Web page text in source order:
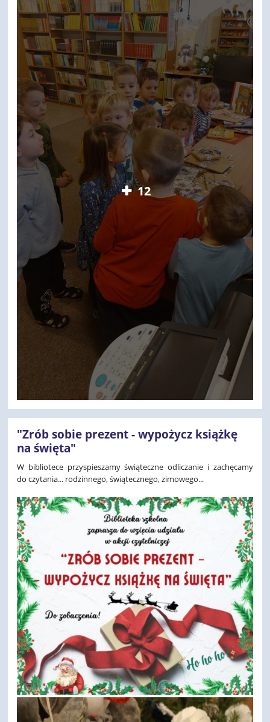
12
"Zrób sobie prezent - wypożycz książkę
na święta"
W bibliotece przyspieszamy świąteczne odliczanie i zachęcamy
do czytania... rodzinnego, świątecznego, zimowego...